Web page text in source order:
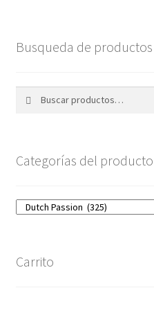
Busqueda de productos
Categorías del producto
Carrito